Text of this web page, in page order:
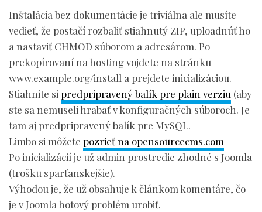
Inštalácia bez dokumentácie je triviálna ale musíte
vedieť, že postačí rozbaliť stiahnutý ZIP, uploadnúť ho
a nastaviť CHMOD súborom a adresárom. Po
prekopírovaní na hosting vojdete na stránku
www.example.org/install a prejdete inicializáciou.
Stiahnite si predpripravený balík pre plain verziu (aby
ste sa nemuseli hrabať v konfiguračných súboroch. Je
tam aj predpripravený balík pre MySQL.
Limbo si môžete pozrieť na opensourcecms.com
Po inicializácií je už admin prostredie zhodné s Joomla
(trošku sparťanskejšie).
Výhodou je, že už obsahuje k článkom komentáre, čo
je v Joomla hotový problém urobiť.